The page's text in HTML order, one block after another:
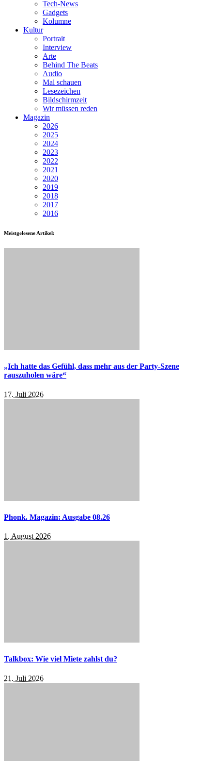
Tech-News
Gadgets
Kolumne
Kultur
Portrait
Interview
Arte
Behind The Beats
Audio
Mal schauen
Lesezeichen
Bildschirmzeit
Wir müssen reden
Magazin
2026
2025
2024
2023
2022
2021
2020
2019
2018
2017
2016
Meistgelesene Artikel:
„Ich hatte das Gefühl, dass mehr aus der Party-Szene
rauszuholen wäre“
17. Juli 2026
Phonk. Magazin: Ausgabe 08.26
1. August 2026
Talkbox: Wie viel Miete zahlst du?
21. Juli 2026